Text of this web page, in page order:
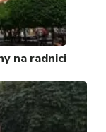
na radnici